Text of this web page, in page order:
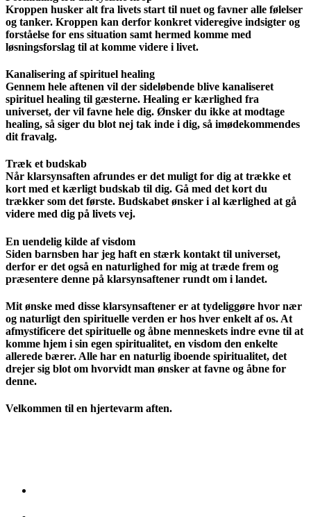
Kroppen husker alt fra livets start til nuet og favner alle følelser
og tanker. Kroppen kan derfor konkret videregive indsigter og
forståelse for ens situation samt hermed komme med
løsningsforslag til at komme videre i livet.
Kanalisering af spirituel healing
Gennem hele aftenen vil der sideløbende blive kanaliseret
spirituel healing til gæsterne. Healing er kærlighed fra
universet, der vil favne hele dig. Ønsker du ikke at modtage
healing, så siger du blot nej tak inde i dig, så imødekommendes
dit fravalg.
Træk et budskab
Når klarsynsaften afrundes er det muligt for dig at trække et
kort med et kærligt budskab til dig. Gå med det kort du
trækker som det første. Budskabet ønsker i al kærlighed at gå
videre med dig på livets vej.
En uendelig kilde af visdom
Siden barnsben har jeg haft en stærk kontakt til universet,
derfor er det også en naturlighed for mig at træde frem og
præsentere denne på klarsynsaftener rundt om i landet.
Mit ønske med disse klarsynsaftener er at tydeliggøre hvor nær
og naturligt den spirituelle verden er hos hver enkelt af os. At
afmystificere det spirituelle og åbne menneskets indre evne til at
komme hjem i sin egen spiritualitet, en visdom den enkelte
allerede bærer. Alle har en naturlig iboende spiritualitet, det
drejer sig blot om hvorvidt man ønsker at favne og åbne for
denne.
Velkommen til en hjertevarm aften.